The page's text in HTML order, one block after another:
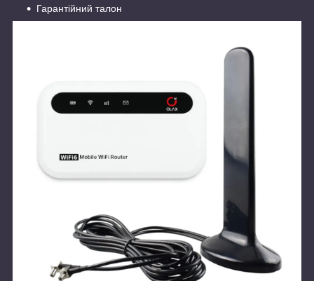
Гарантійний талон